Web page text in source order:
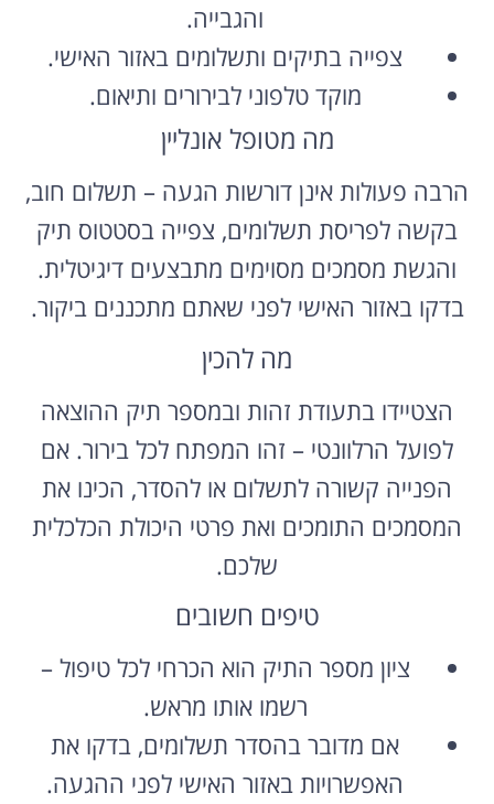
והגבייה.
צפייה בתיקים ותשלומים באזור האישי.
מוקד טלפוני לבירורים ותיאום.
מה מטופל אונליין
הרבה פעולות אינן דורשות הגעה – תשלום חוב,
בקשה לפריסת תשלומים, צפייה בסטטוס תיק
והגשת מסמכים מסוימים מתבצעים דיגיטלית.
בדקו באזור האישי לפני שאתם מתכננים ביקור.
מה להכין
הצטיידו בתעודת זהות ובמספר תיק ההוצאה
לפועל הרלוונטי – זהו המפתח לכל בירור. אם
הפנייה קשורה לתשלום או להסדר, הכינו את
המסמכים התומכים ואת פרטי היכולת הכלכלית
שלכם.
טיפים חשובים
ציון מספר התיק הוא הכרחי לכל טיפול –
רשמו אותו מראש.
אם מדובר בהסדר תשלומים, בדקו את
האפשרויות באזור האישי לפני ההגעה.